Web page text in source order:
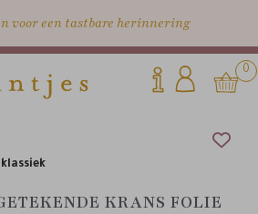
voor een tastbare herinnering
0
klassiek
KRANS FOLIE